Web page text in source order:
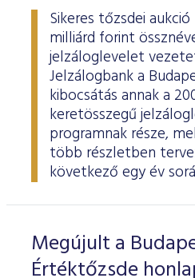
Sikeres tőzsdei
milliárd forint
jelzáloglevelet
Jelzálogbank a
kibocsátás annak a
keretösszegű
programnak része,
több részletben
következő egy év
Megújult a
Értéktőzsde